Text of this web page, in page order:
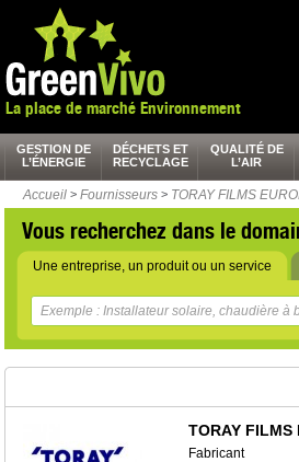
La place de marché Environnement
GESTION DE
L’ÉNERGIE
DÉCHETS ET
RECYCLAGE
QUALITÉ DE
L’AIR
Accueil > Fournisseurs > TORAY FILMS
Vous recherchez dans le
Une entreprise, un produit ou un service
TORAY FILMS
Fabricant